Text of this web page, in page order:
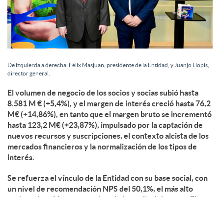
i
d
o
s
De izquierda a derecha, Félix Masjuan, presidente de la Entidad, y Juanjo Llopis,
director general.
El volumen de negocio de los socios y socias subió hasta
8.581 M € (+5,4%), y el margen de interés creció hasta 76,2
M€ (+14,86%), en tanto que el margen bruto se incrementó
hasta 123,2 M€ (+23,87%), impulsado por la captación de
nuevos recursos y suscripciones, el contexto alcista de los
mercados financieros y la normalización de los tipos de
interés.
Se refuerza el vínculo de la Entidad con su base social, con
un nivel de recomendación NPS del 50,1%, el más alto